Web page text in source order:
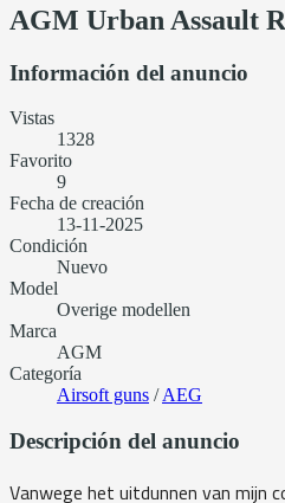
AGM Urban Assault
Información del anuncio
Vistas
1328
Favorito
9
Fecha de creación
13-11-2025
Condición
Nuevo
Model
Overige modellen
Marca
AGM
Categoría
Airsoft guns /AEG
Descripción del anuncio
Vanwege het uitdunnen van mijn